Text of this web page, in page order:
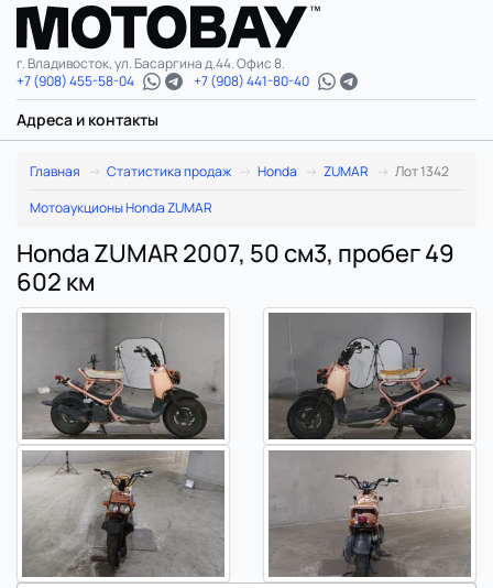
г. Владивосток, ул. Басаргина д.44. Офис 8.
+7 (908) 455-58-04
+7 (908) 441-80-40
Адреса и контакты
Главная Статистика продаж Honda ZUMAR
Лот 1342
Мотоаукционы Honda ZUMAR
Honda ZUMAR 2007, 50 см3, пробег 49
602 км